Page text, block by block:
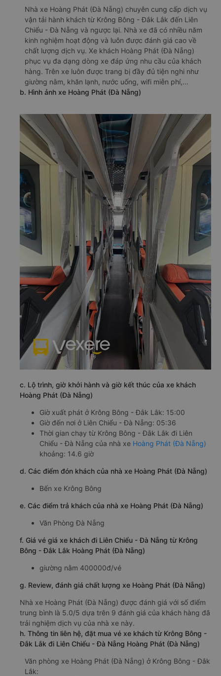
Nhà xe Hoàng Phát (Đà Nẵng) chuyên cung cấp dịch vụ
vận tải hành khách từ Krông Bông - Đắk Lắk đến Liên
Chiểu - Đà Nẵng và ngược lại. Nhà xe đã có nhiều năm
kinh nghiệm hoạt động và luôn được đánh giá cao về
chất lượng dịch vụ. Xe khách Hoàng Phát (Đà Nẵng)
phục vụ đa dạng dòng xe đáp ứng nhu cầu của khách
hàng. Trên xe luôn được trang bị đầy đủ tiện nghi như
giường nằm, khăn lạnh, nước uống, wifi miễn phí,...
b. Hình ảnh xe Hoàng Phát (Đà Nẵng)
c. Lộ trình, giờ khởi hành và giờ kết thúc của xe khách
Hoàng Phát (Đà Nẵng)
Giờ xuất phát ở Krông Bông - Đắk Lắk: 15:00
Giờ đến nơi ở Liên Chiểu - Đà Nẵng: 05:36
Thời gian chạy từ Krông Bông - Đắk Lắk đi Liên
Chiểu - Đà Nẵng của nhà xe Hoàng Phát (Đà Nẵng)
khoảng: 14.6 giờ
d. Các điểm đón khách của nhà xe Hoàng Phát (Đà Nẵng)
Bến xe Krông Bông
e. Các điểm trả khách của nhà xe Hoàng Phát (Đà Nẵng)
Văn Phòng Đà Nẵng
f. Giá vé giá xe khách đi Liên Chiểu - Đà Nẵng từ Krông
Bông - Đắk Lắk Hoàng Phát (Đà Nẵng)
giường nằm 400000đ/vé
g. Review, đánh giá chất lượng xe Hoàng Phát (Đà Nẵng)
Nhà xe Hoàng Phát (Đà Nẵng) được đánh giá với số điểm
trung bình là 5.0/5 dựa trên 9 đánh giá của khách hàng đã
trải nghiệm dịch vụ của nhà xe này.
h. Thông tin liên hệ, đặt mua vé xe khách từ Krông Bông -
Đắk Lắk đi Liên Chiểu - Đà Nẵng Hoàng Phát (Đà Nẵng)
Văn phòng xe Hoàng Phát (Đà Nẵng) ở Krông Bông - Đắk
Lắk: